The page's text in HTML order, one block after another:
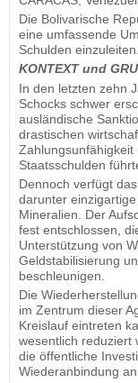
Die Bolivarische
eine umfassende
Schulden einzuleiten.
KONTEXT und
In den letzten zehn
Schocks schwer
ausländische
drastischen
Staatsschulden
Dennoch verfügt
darunter
Mineralien. Der
fest entschlossen,
Unterstützung von
Geldstabilisierung
beschleunigen.
Die
im Zentrum dieser
Kreislauf eintreten
wesentlich reduziert
die öffentliche
Wiederanbindung